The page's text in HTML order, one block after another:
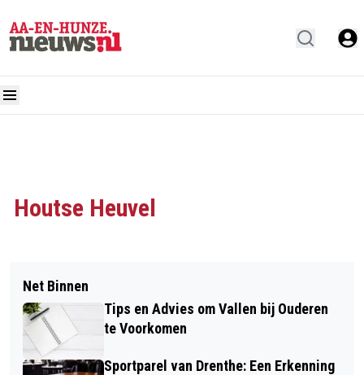
Houtse Heuvel
Net Binnen
Tips en Advies om Vallen bij Ouderen
te Voorkomen
Sportparel van Drenthe: Een Erkenning